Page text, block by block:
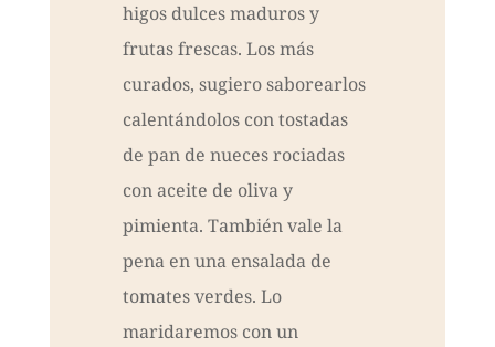
higos dulces maduros y
frutas frescas. Los más
curados, sugiero saborearlos
calentándolos con tostadas
de pan de nueces rociadas
con aceite de oliva y
pimienta. También vale la
pena en una ensalada de
tomates verdes. Lo
maridaremos con un